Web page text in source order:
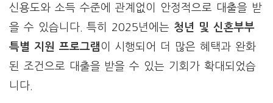
신용도와 소득 수준에 관계없이 안정적으로 대출을 받
을 수 있습니다. 특히 2025년에는 청년 및 신혼부부
특별 지원 프로그램이 시행되어 더 많은 혜택과 완화
된 조건으로 대출을 받을 수 있는 기회가 확대되었습
니다.